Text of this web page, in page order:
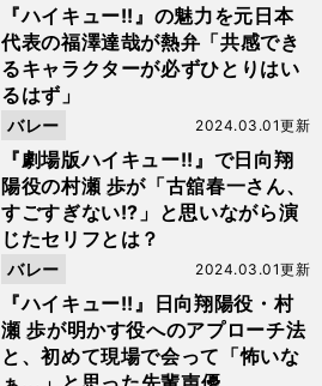
『ハイキュー!!』の魅力を元日本
代表の福澤達哉が熱弁「共感でき
るキャラクターが必ずひとりはい
るはず」
『劇場版ハイキュー!!』で日向翔
陽役の村瀬 歩が「古舘春一さん、
すごすぎない!?」と思いながら演
じたセリフとは？
2024.03.01更新
バレー
『ハイキュー!!』日向翔陽役・村
瀬 歩が明かす役へのアプローチ法
と、初めて現場で会って「怖いな
2024.03.01更新
バレー